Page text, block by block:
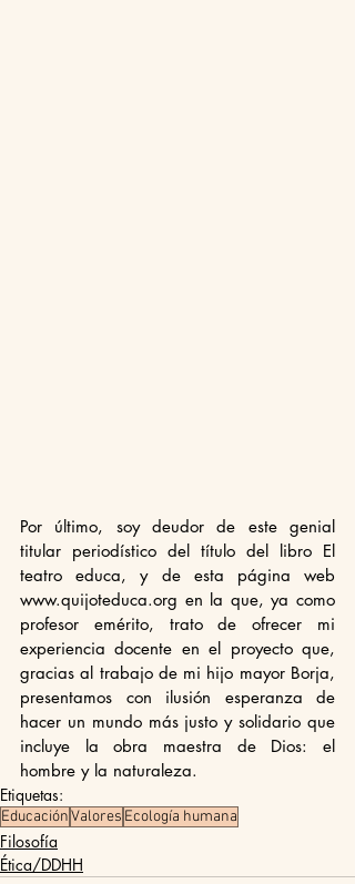
Por último, soy deudor de este genial
titular periodístico del título del libro El
teatro educa, y de esta página web
www.quijoteduca.org en la que, ya como
profesor emérito, trato de ofrecer mi
experiencia docente en el proyecto que,
gracias al trabajo de mi hijo mayor Borja,
presentamos con ilusión esperanza de
hacer un mundo más justo y solidario que
incluye la obra maestra de Dios: el
hombre y la naturaleza.
Etiquetas:
EducaciónValores Ecología humana
Filosofía
Ética/DDHH